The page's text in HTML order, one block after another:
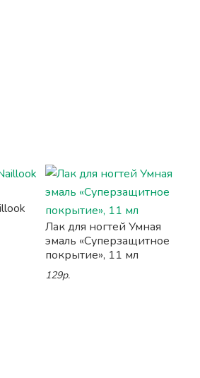
Лак для ногтей Умная
эмаль «Суперзащитное
покрытие», 11 мл
129р.